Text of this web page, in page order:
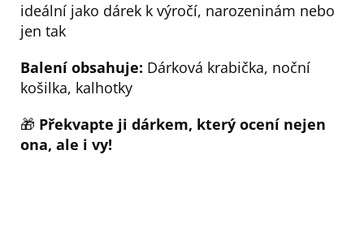
ideální jako dárek k výročí, narozeninám nebo
jen tak
Balení obsahuje: Dárková krabička, noční
košilka, kalhotky
🎁 Překvapte ji dárkem, který ocení nejen
ona, ale i vy!